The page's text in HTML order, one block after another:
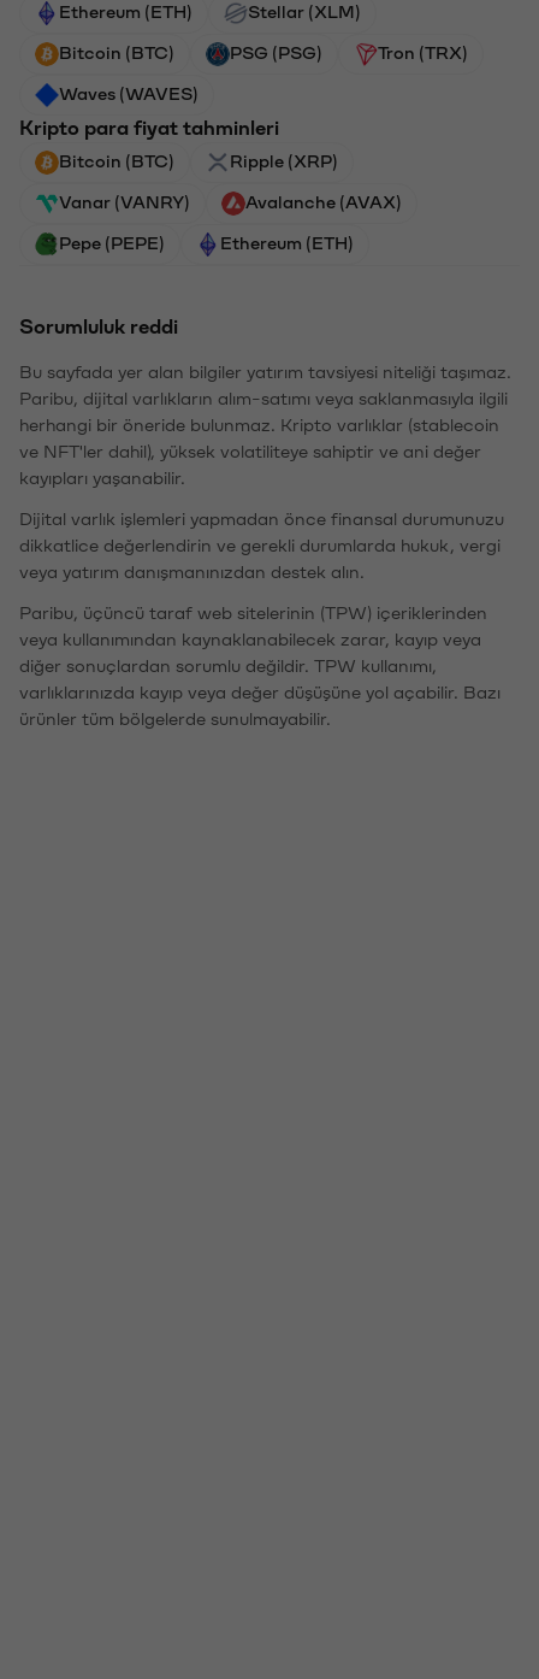
Ethereum (ETH) Stellar (XLM)
Bitcoin (BTC) PSG (PSG) Tron (TRX)
Waves (WAVES)
Kripto para fiyat tahminleri
Bitcoin (BTC) Ripple (XRP)
Vanar (VANRY) Avalanche (AVAX)
Pepe (PEPE) Ethereum (ETH)
Sorumluluk reddi
Bu sayfada yer alan bilgiler yatırım tavsiyesi niteliği taşımaz.
Paribu, dijital varlıkların alım-satımı veya saklanmasıyla ilgili
herhangi bir öneride bulunmaz. Kripto varlıklar (stablecoin
ve NFT'ler dahil), yüksek volatiliteye sahiptir ve ani değer
kayıpları yaşanabilir.
Dijital varlık işlemleri yapmadan önce finansal durumunuzu
dikkatlice değerlendirin ve gerekli durumlarda hukuk, vergi
veya yatırım danışmanınızdan destek alın.
Paribu, üçüncü taraf web sitelerinin (TPW) içeriklerinden
veya kullanımından kaynaklanabilecek zarar, kayıp veya
diğer sonuçlardan sorumlu değildir. TPW kullanımı,
varlıklarınızda kayıp veya değer düşüşüne yol açabilir. Bazı
ürünler tüm bölgelerde sunulmayabilir.